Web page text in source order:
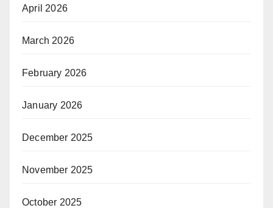
April 2026
March 2026
February 2026
January 2026
December 2025
November 2025
October 2025